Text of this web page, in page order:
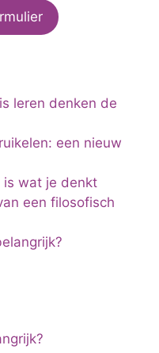
leren denken de
een nieuw
is wat je denkt
een filosofisch